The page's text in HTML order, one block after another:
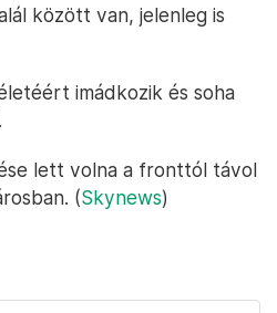
között van, jelenleg is
imádkozik és soha
lett volna a fronttól távol
(Skynews)